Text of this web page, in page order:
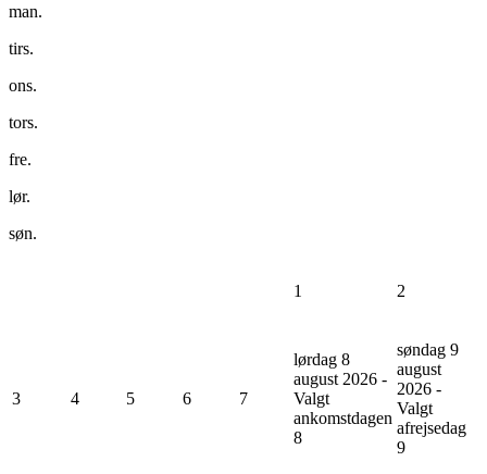
man.
tirs.
ons.
tors.
fre.
lør.
søn.
1 2
3 4 5 6 7
lørdag 8
august 2026 -
Valgt
ankomstdagen
8
søndag 9
august
2026 -
Valgt
afrejsedag
9